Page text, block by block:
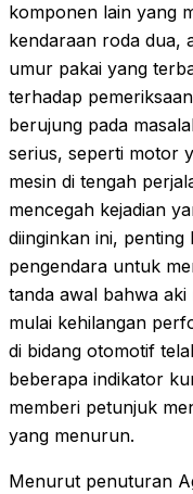
komponen lain yang
kendaraan roda dua,
umur pakai yang
terhadap
berujung pada
serius, seperti motor
mesin di tengah
mencegah kejadian
diinginkan ini, penting
pengendara untuk
tanda awal bahwa
mulai kehilangan
di bidang otomotif
beberapa indikator
memberi petunjuk
yang menurun.
Menurut penuturan